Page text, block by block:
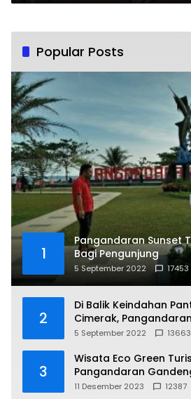
Popular Posts
1
Pangandaran Sunset
Bagi Pengunjung
5 September 2022 17453
2
Di Balik Keindahan
Cimerak, Pangandaran
5 September 2022 13663
3
Wisata Eco Green
Pangandaran
11 Desember 2023 12387